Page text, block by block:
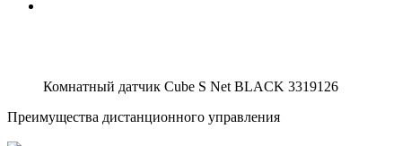
Комнатный датчик Cube S Net BLACK 3319126
Преимущества дистанционного управления